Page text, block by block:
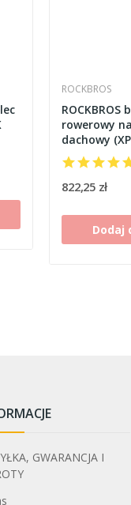
ROCKBROS
ROCKBROS
rowerowy
dachowy
822,25 zł
Dodaj
GWARANCJA I